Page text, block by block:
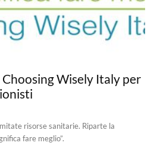
Wisely Italy per
risorse sanitarie. Riparte la
fare meglio”.